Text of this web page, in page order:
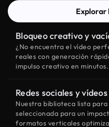
Explorar
Bloqueo creativo y
¿No encuentra el vídeo
reales con generación
impulso creativo en minutos.
Redes sociales y
Nuestra biblioteca lista
seleccionada para un
formatos verticales